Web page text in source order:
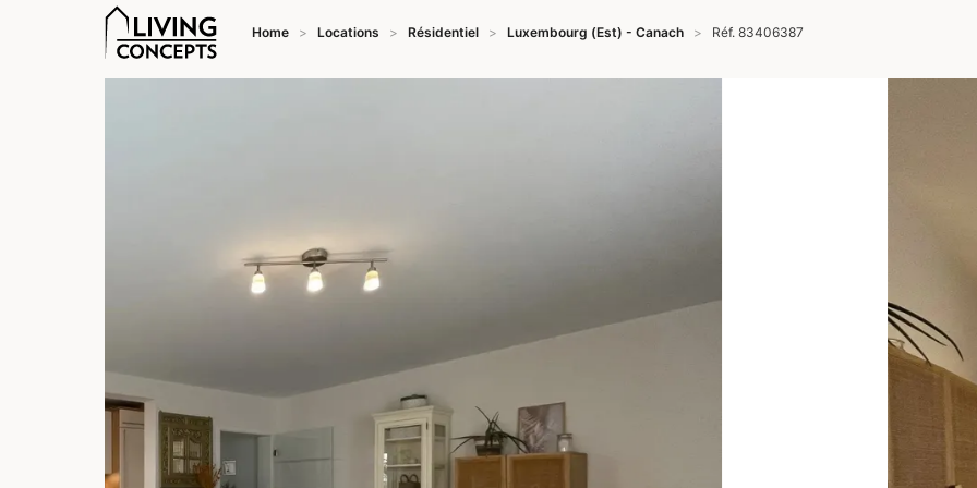
Home Locations Résidentiel Luxembourg (Est) - Canach Réf. 83406387